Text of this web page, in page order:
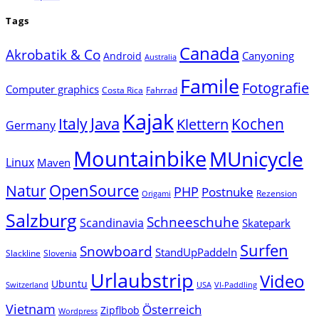
Tags
Akrobatik & Co Android Australia Canada Canyoning
Computer graphics Costa Rica Fahrrad Famile Fotografie
Germany Italy Java Kajak Klettern Kochen
Linux Maven MountainbikeMUnicycle
NaturOpenSource Origami PHP Postnuke Rezension
SalzburgScandinavia Schneeschuhe Skatepark
Slackline Slovenia Snowboard StandUpPaddeln Surfen
Switzerland Ubuntu Urlaubstrip USA VI-Paddling Video
Vietnam Wordpress Zipflbob Österreich